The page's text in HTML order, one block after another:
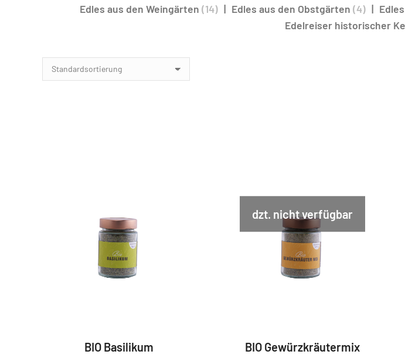
Edles aus den Weingärten (14) Edles aus den Obstgärten (4)
Edelreiser historischer
BIO Basilikum
dzt. nicht verfügbar
BIO Gewürzkräutermix